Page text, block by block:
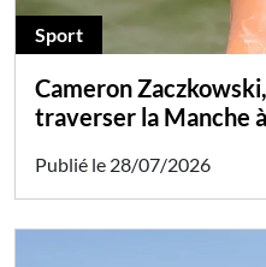
Sport
Cameron
traverser la Manche
Publié le 28/07/2026